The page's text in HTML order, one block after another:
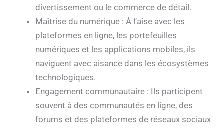
divertissement ou le commerce de détail.
Maîtrise du numérique : À l’aise avec les
plateformes en ligne, les portefeuilles
numériques et les applications mobiles, ils
naviguent avec aisance dans les écosystèmes
technologiques.
Engagement communautaire : Ils participent
souvent à des communautés en ligne, des
forums et des plateformes de réseaux sociaux